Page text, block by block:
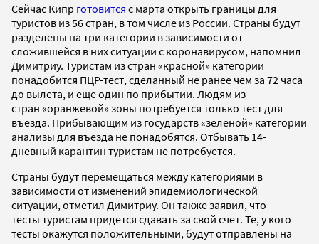
Сейчас Кипр готовится с марта открыть границы для
туристов из 56 стран, в том числе из России. Страны будут
разделены на три категории в зависимости от
сложившейся в них ситуации с коронавирусом, напомнил
Димитриу. Туристам из стран «красной» категории
понадобится ПЦР-тест, сделанный не ранее чем за 72 часа
до вылета, и еще один по прибытии. Людям из
стран «оранжевой» зоны потребуется только тест для
въезда. Прибывающим из государств «зеленой» категории
анализы для въезда не понадобятся. Отбывать 14-
дневный карантин туристам не потребуется.
Страны будут перемещаться между категориями в
зависимости от изменений эпидемиологической
ситуации, отметил Димитриу. Он также заявил, что
тесты туристам придется сдавать за свой счет. Те, у кого
тесты окажутся положительными, будут отправлены на